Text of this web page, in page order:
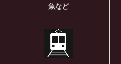
魚など